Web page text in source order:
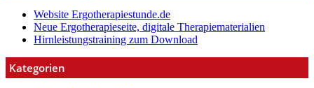
Website Ergotherapiestunde.de
Neue Ergotherapieseite, digitale Therapiematerialien
Hirnleistungstraining zum Download
Kategorien